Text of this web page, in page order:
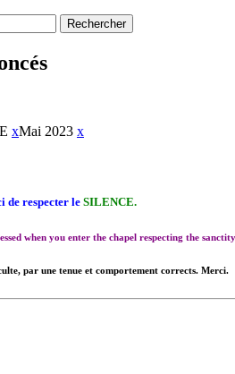
xMai 2023 x
de respecter le SILENCE.
when you enter the chapel respecting the
par une tenue et comportement corrects. Merci.